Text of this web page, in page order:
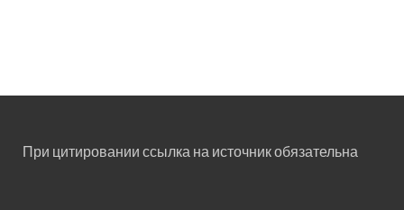
При цитировании ссылка на источник обязательна